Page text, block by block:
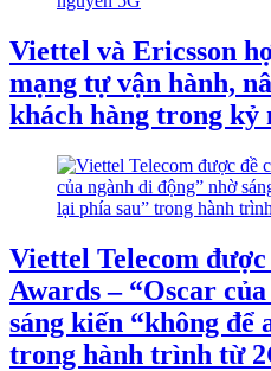
Viettel và Ericsson
mạng tự vận hành,
khách hàng trong kỷ
Viettel Telecom
Awards – “Oscar
sáng kiến “không để
trong hành trình từ